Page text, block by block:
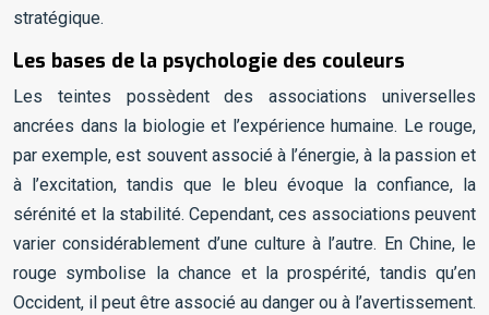
stratégique.
Les bases de la psychologie des couleurs
Les teintes possèdent des associations universelles
ancrées dans la biologie et l’expérience humaine. Le rouge,
par exemple, est souvent associé à l’énergie, à la passion et
à l’excitation, tandis que le bleu évoque la confiance, la
sérénité et la stabilité. Cependant, ces associations peuvent
varier considérablement d’une culture à l’autre. En Chine, le
rouge symbolise la chance et la prospérité, tandis qu’en
Occident, il peut être associé au danger ou à l’avertissement.